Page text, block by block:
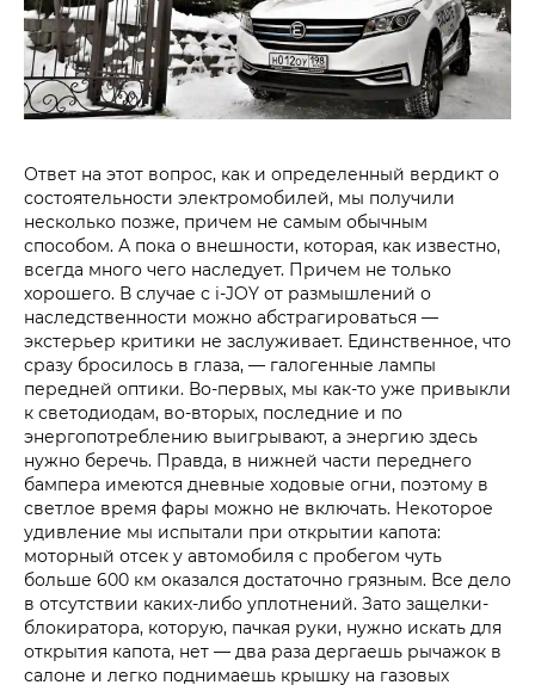
Ответ на этот вопрос, как и определенный вердикт о
состоятельности электромобилей, мы получили
несколько позже, причем не самым обычным
способом. А пока о внешности, которая, как известно,
всегда много чего наследует. Причем не только
хорошего. В случае с i‑JOY от размышлений о
наследственности можно абстрагироваться —
экстерьер критики не заслуживает. Единственное, что
сразу бросилось в глаза, — галогенные лампы
передней оптики. Во-первых, мы как-то уже привыкли
к светодиодам, во-вторых, последние и по
энергопотреблению выигрывают, а энергию здесь
нужно беречь. Правда, в нижней части переднего
бампера имеются дневные ходовые огни, поэтому в
светлое время фары можно не включать. Некоторое
удивление мы испытали при открытии капота:
моторный отсек у автомобиля с пробегом чуть
больше 600 км оказался достаточно грязным. Все дело
в отсутствии каких-либо уплотнений. Зато защелки-
блокиратора, которую, пачкая руки, нужно искать для
открытия капота, нет — два раза дергаешь рычажок в
салоне и легко поднимаешь крышку на газовых